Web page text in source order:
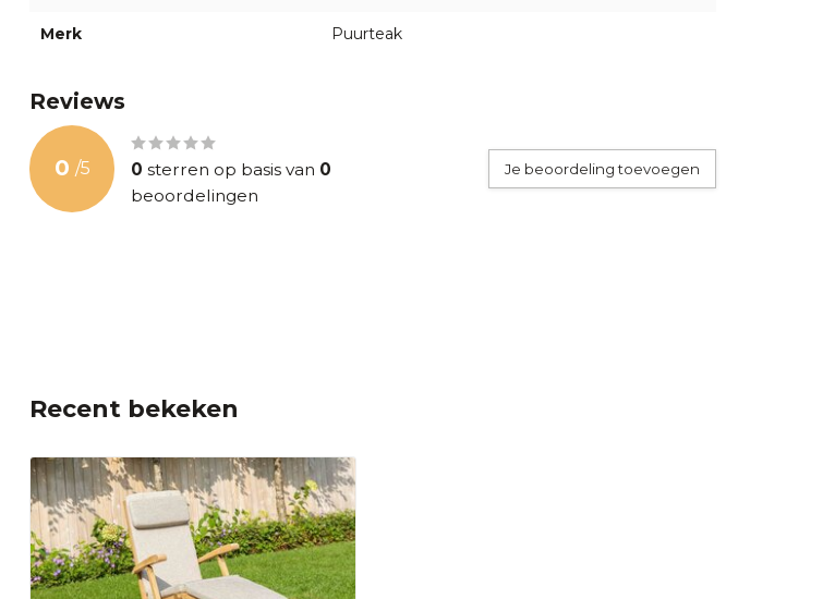
Merk Puurteak
Reviews
0 /5 0 sterren op basis van 0
beoordelingen
Je beoordeling toevoegen
Recent bekeken